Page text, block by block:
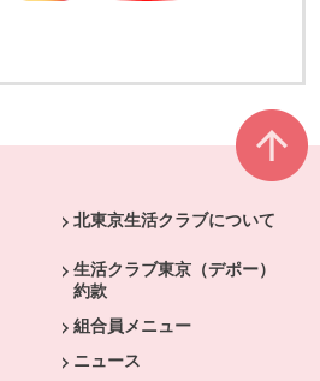
北東京生活クラブについて
生活クラブ東京（デポー）
約款
組合員メニュー
ニュース